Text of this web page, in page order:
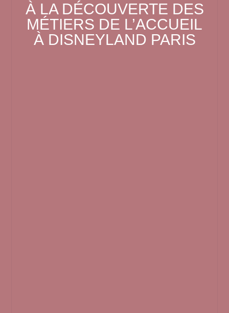
À LA DÉCOUVERTE DES
MÉTIERS DE L’ACCUEIL
À DISNEYLAND PARIS